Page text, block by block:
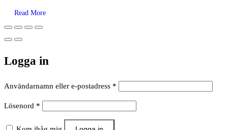
Read More
Logga in
Användarnamn eller e-postadress *
Lösenord *